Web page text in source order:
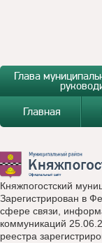
Глава
Главная
Княжпогостский
Зарегистрирован в
сфере связи,
коммуникаций
реестра